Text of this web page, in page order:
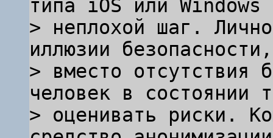
типа iOS или Windows
> неплохой шаг.
иллюзии безопасности,
> вместо отсутствия
человек в состоянии
> оценивать риски.